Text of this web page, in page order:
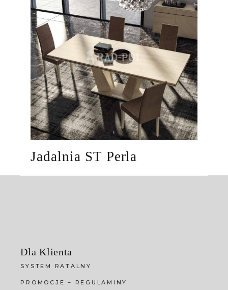
Jadalnia ST Perla
Dla Klienta
SYSTEM RATALNY
PROMOCJE – REGULAMINY